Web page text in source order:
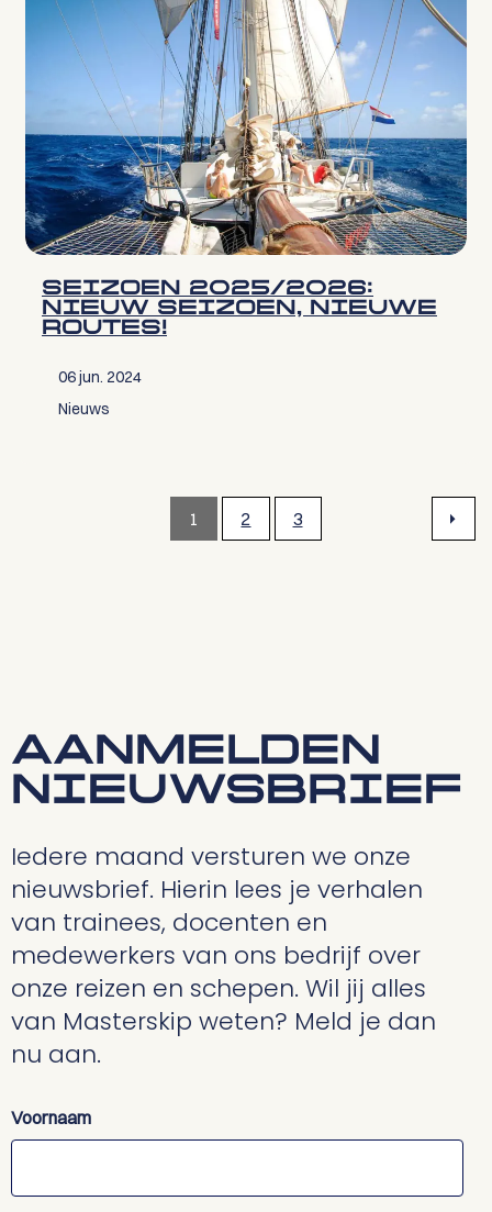
SEIZOEN 2025/2026:
NIEUW SEIZOEN, NIEUWE
ROUTES!
06 jun. 2024
Nieuws
1 2 3
AANMELDEN
NIEUWSBRIEF
Iedere maand versturen we onze
nieuwsbrief. Hierin lees je verhalen
van trainees, docenten en
medewerkers van ons bedrijf over
onze reizen en schepen. Wil jij alles
van Masterskip weten? Meld je dan
nu aan.
Voornaam